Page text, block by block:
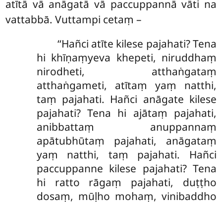
atītā vā anāgatā vā paccuppannā vāti na
vattabbā. Vuttampi cetaṃ –
‘‘Hañci atīte kilese pajahati? Tena
hi khīṇaṃyeva khepeti, niruddhaṃ
nirodheti, atthaṅgataṃ
atthaṅgameti, atītaṃ yaṃ natthi,
taṃ pajahati. Hañci anāgate kilese
pajahati? Tena hi ajātaṃ pajahati,
anibbattaṃ anuppannaṃ
apātubhūtaṃ pajahati, anāgataṃ
yaṃ natthi, taṃ pajahati. Hañci
paccuppanne kilese pajahati? Tena
hi ratto rāgaṃ pajahati, duṭṭho
dosaṃ, mūḷho mohaṃ, vinibaddho